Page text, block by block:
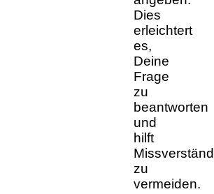
Dies
erleichtert
es,
Deine
Frage
zu
beantworten
und
hilft
zu
vermeiden.